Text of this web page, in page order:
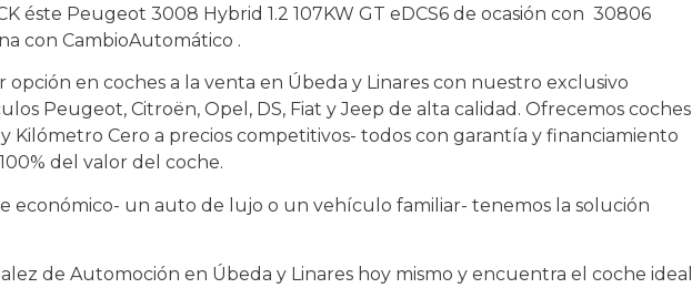
éste Peugeot 3008 Hybrid 1.2 107KW GT eDCS6 de ocasión con 30806
con CambioAutomático .
opción en coches a la venta en Úbeda y Linares con nuestro exclusivo
Peugeot, Citroën, Opel, DS, Fiat y Jeep de alta calidad. Ofrecemos coches
Kilómetro Cero a precios competitivos- todos con garantía y financiamiento
del valor del coche.
económico- un auto de lujo o un vehículo familiar- tenemos la solución
de Automoción en Úbeda y Linares hoy mismo y encuentra el coche ideal